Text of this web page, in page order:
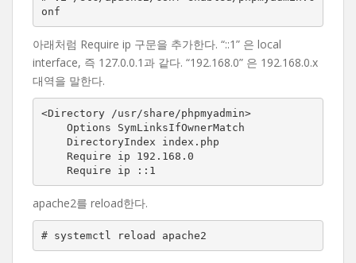
onf
아래처럼 Require ip 구문을 추가한다. “::1” 은 local
interface, 즉 127.0.0.1과 같다. “192.168.0” 은 192.168.0.x
대역을 말한다.
<Directory /usr/share/phpmyadmin>
    Require ip ::1
apache2를 reload한다.
# systemctl reload apache2